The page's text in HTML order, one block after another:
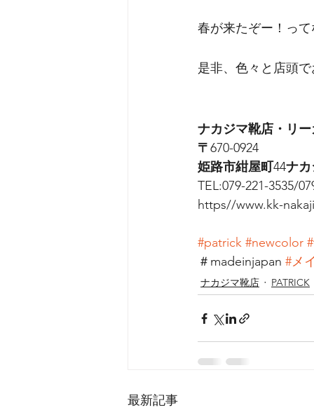
春が来たぞー！っ
是非、色々と店頭
ナカジマ靴店・リ
〒670-0924
姫路市紺屋町44ナ
TEL:079-221-3535/
https//www.kk-
#patrick #newcolor
＃madeinjapan #メ
ナカジマ靴店 PATRICK
最新記事